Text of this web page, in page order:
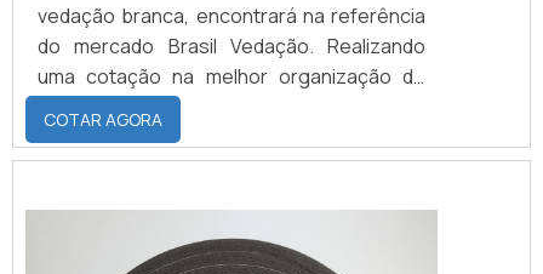
vedação branca, encontrará na referência
do mercado Brasil Vedação. Realizando
uma cotação na melhor organização do
ramo e descobrindo a maior referência de
qualidade da área de atuação.Quando a
busca é por fita de espuma para vedação
que não desbotam ou amarelam.MAIS
COTAR AGORA